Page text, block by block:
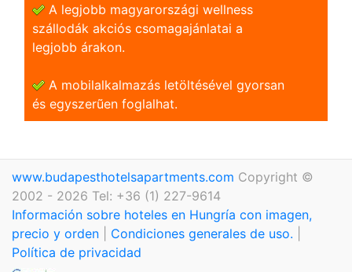
A legjobb magyarországi wellness
szállodák akciós csomagajánlatai a
legjobb árakon.
A mobilalkalmazás letöltésével gyorsan
és egyszerũen foglalhat.
www.budapesthotelsapartments.com Copyright ©
2002 - 2026 Tel: +36 (1) 227-9614
Información sobre hoteles en Hungría con imagen,
precio y orden
Condiciones generales de uso.
Política de privacidad